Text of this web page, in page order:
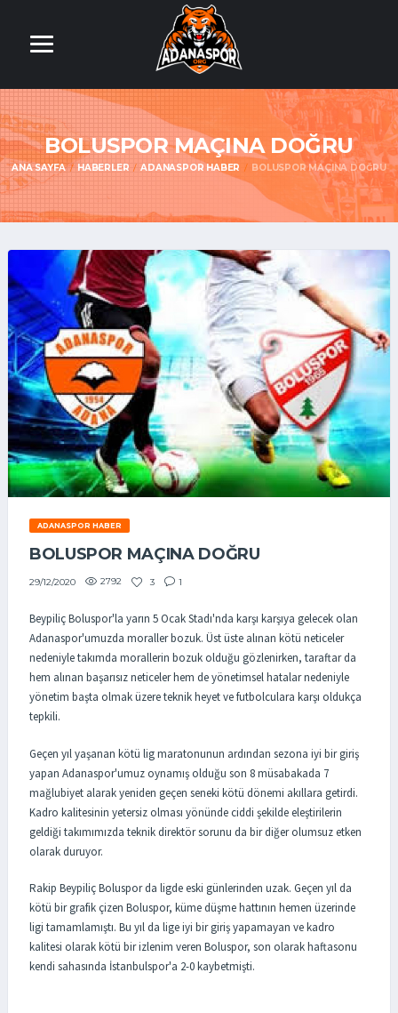
BOLUSPOR MAÇINA DOĞRU
ANA SAYFA HABERLER ADANASPOR HABER BOLUSPOR MAÇINA DOĞRU
ADANASPOR HABER
BOLUSPOR MAÇINA DOĞRU
29/12/2020 2792 3 1
Beypiliç Boluspor'la yarın 5 Ocak Stadı'nda karşı karşıya gelecek olan
Adanaspor'umuzda moraller bozuk. Üst üste alınan kötü neticeler
nedeniyle takımda morallerin bozuk olduğu gözlenirken, taraftar da
hem alınan başarısız neticeler hem de yönetimsel hatalar nedeniyle
yönetim başta olmak üzere teknik heyet ve futbolculara karşı oldukça
tepkili.
Geçen yıl yaşanan kötü lig maratonunun ardından sezona iyi bir giriş
yapan Adanaspor'umuz oynamış olduğu son 8 müsabakada 7
mağlubiyet alarak yeniden geçen seneki kötü dönemi akıllara getirdi.
Kadro kalitesinin yetersiz olması yönünde ciddi şekilde eleştirilerin
geldiği takımımızda teknik direktör sorunu da bir diğer olumsuz etken
olarak duruyor.
Rakip Beypiliç Boluspor da ligde eski günlerinden uzak. Geçen yıl da
kötü bir grafik çizen Boluspor, küme düşme hattının hemen üzerinde
ligi tamamlamıştı. Bu yıl da lige iyi bir giriş yapamayan ve kadro
kalitesi olarak kötü bir izlenim veren Boluspor, son olarak haftasonu
kendi sahasında İstanbulspor'a 2-0 kaybetmişti.